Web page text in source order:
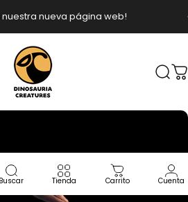
nuestra nueva página web!
diapositivas pausa
Dinosauria Creatures
Buscar Tienda Carrito Cuenta